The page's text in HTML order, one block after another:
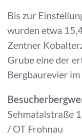
Bis zur
wurden etwa
Zentner
Grube eine der
Bergbaurevier
Sehmatalstraße
/ OT Frohnau